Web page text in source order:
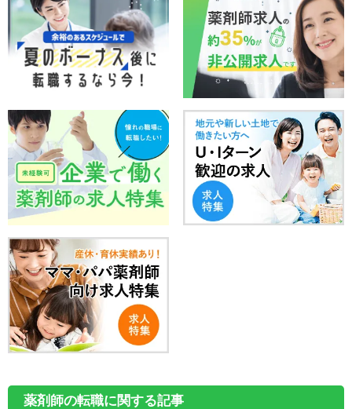
薬剤師の転職に関する記事